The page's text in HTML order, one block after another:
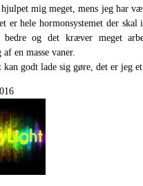
mig meget, mens jeg har
er hele hormonsystemet der skal
og det kræver meget
en masse vaner.
kan godt lade sig gøre, det er jeg